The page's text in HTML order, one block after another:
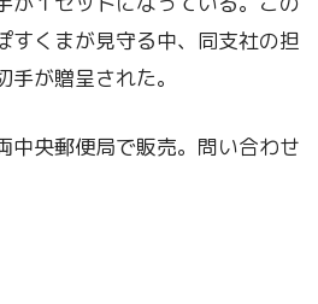
すくまが見守る中、同支社の担
が贈呈された。
央郵便局で販売。問い合わせ